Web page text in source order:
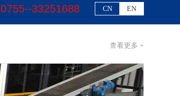
CN EN
0755--33251688
查看更多 +